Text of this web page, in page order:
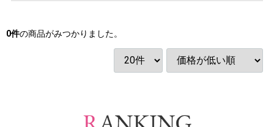
0件の商品がみつかりました。